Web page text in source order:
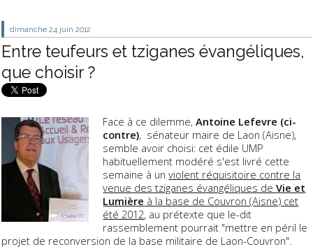
dimanche 24 juin 2012
Entre teufeurs et tziganes évangéliques,
que choisir ?
Face à ce dilemme,Antoine Lefevre (ci-
contre), sénateur maire de Laon (Aisne),
semble avoir choisi: cet édile UMP
habituellement modéré s'est livré cette
semaine à unviolent réquisitoire contre la
venue des tziganes évangéliques deVie et
Lumière à la base de Couvron (Aisne) cet
été 2012, au prétexte que le-dit
rassemblement pourrait "mettre en péril le
projet de reconversion de la base militaire de Laon-Couvron".